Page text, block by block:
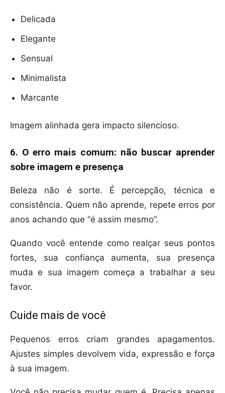
Delicada
Elegante
Sensual
Minimalista
Marcante
Imagem alinhada gera impacto silencioso.
6. O erro mais comum: não buscar aprender
sobre imagem e presença
Beleza não é sorte. É percepção, técnica e
consistência. Quem não aprende, repete erros por
anos achando que “é assim mesmo”.
Quando você entende como realçar seus pontos
fortes, sua confiança aumenta, sua presença
muda e sua imagem começa a trabalhar a seu
favor.
Cuide mais de você
Pequenos erros criam grandes apagamentos.
Ajustes simples devolvem vida, expressão e força
à sua imagem.